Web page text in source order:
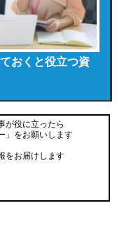
おくと役立つ資
が役に立ったら
」をお願いします
をお届けします